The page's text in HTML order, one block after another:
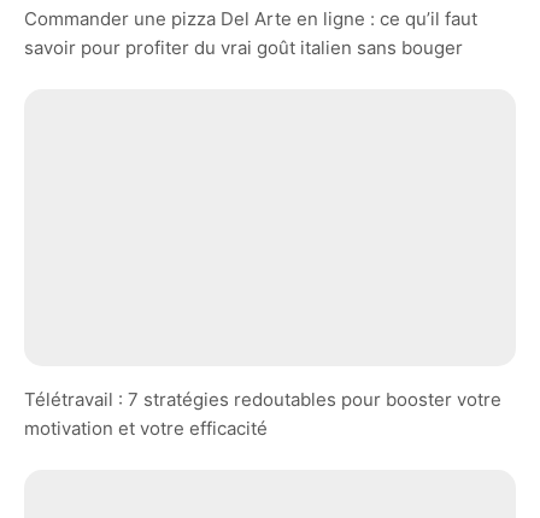
Commander une pizza Del Arte en ligne : ce qu’il faut
savoir pour profiter du vrai goût italien sans bouger
Télétravail : 7 stratégies redoutables pour booster votre
motivation et votre efficacité